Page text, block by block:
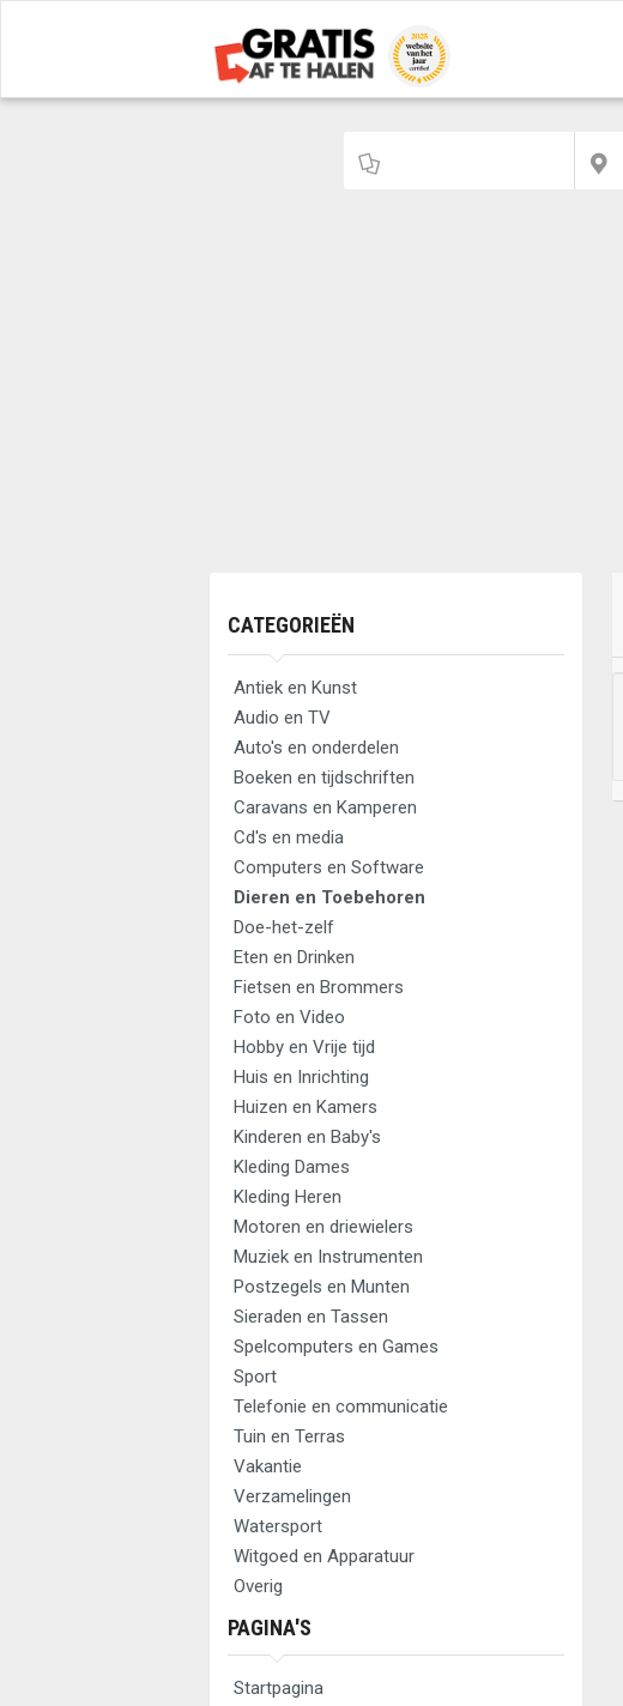
CATEGORIEËN
Antiek en Kunst
Audio en TV
Auto's en onderdelen
Boeken en tijdschriften
Caravans en Kamperen
Cd's en media
Computers en Software
Dieren en Toebehoren
Doe-het-zelf
Eten en Drinken
Fietsen en Brommers
Foto en Video
Hobby en Vrije tijd
Huis en Inrichting
Huizen en Kamers
Kinderen en Baby's
Kleding Dames
Kleding Heren
Motoren en driewielers
Muziek en Instrumenten
Postzegels en Munten
Sieraden en Tassen
Spelcomputers en Games
Sport
Telefonie en communicatie
Tuin en Terras
Vakantie
Verzamelingen
Watersport
Witgoed en Apparatuur
Overig
PAGINA'S
Startpagina